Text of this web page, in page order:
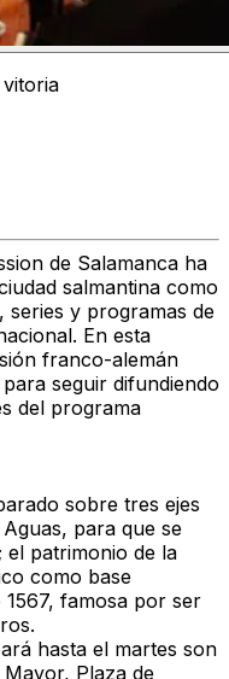
de Salamanca ha
salmantina como
series y programas de
En esta
franco-alemán
seguir difundiendo
del programa
sobre tres ejes
para que se
el patrimonio de la
como base
famosa por ser
hasta el martes son
Plaza de